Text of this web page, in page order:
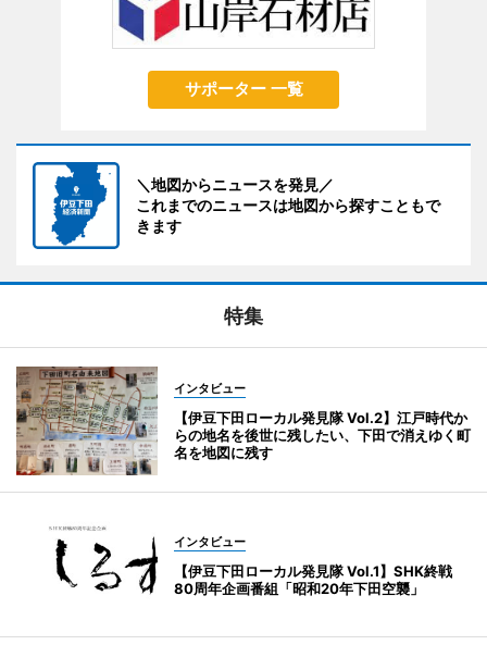
サポーター 一覧
＼地図からニュースを発見／
これまでのニュースは地図から探すこともで
きます
特集
インタビュー
【伊豆下田ローカル発見隊 Vol.2】江戸時代か
らの地名を後世に残したい、下田で消えゆく町
名を地図に残す
インタビュー
【伊豆下田ローカル発見隊 Vol.1】SHK終戦
80周年企画番組「昭和20年下田空襲」